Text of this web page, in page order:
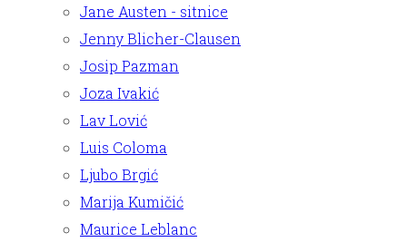
Jane Austen - sitnice
Jenny Blicher-Clausen
Josip Pazman
Joza Ivakić
Lav Lović
Luis Coloma
Ljubo Brgić
Marija Kumičić
Maurice Leblanc